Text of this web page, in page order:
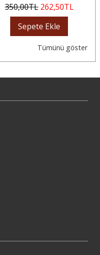
350,00TL 262,50TL
Sepete Ekle
Tümünü göster